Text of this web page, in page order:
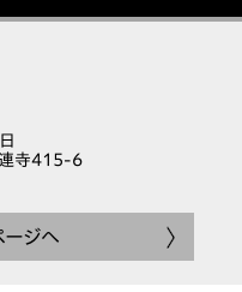
連寺415-6
ージへ